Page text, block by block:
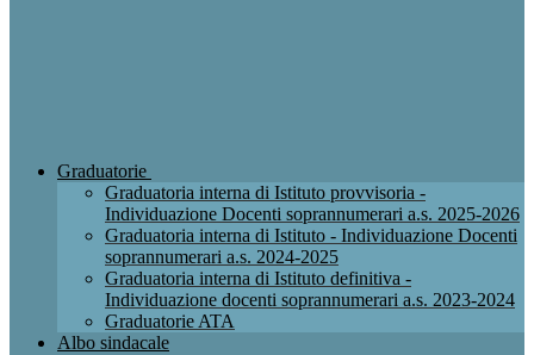
Graduatorie
Graduatoria interna di Istituto provvisoria -
Individuazione Docenti soprannumerari a.s. 2025-2026
Graduatoria interna di Istituto - Individuazione Docenti
soprannumerari a.s. 2024-2025
Graduatoria interna di Istituto definitiva -
Individuazione docenti soprannumerari a.s. 2023-2024
Graduatorie ATA
Albo sindacale